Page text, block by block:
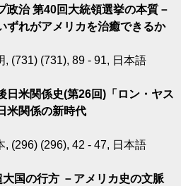
政治 第40回大統領選挙の本質－
ずれがアメリカを治癒できるか
, (731) (731), 89 - 91, 日本語
日米関係史(第26回)「ロン・ヤス
米関係の新時代
, (296) (296), 42 - 47, 日本語
国の行方 －アメリカ史の文脈